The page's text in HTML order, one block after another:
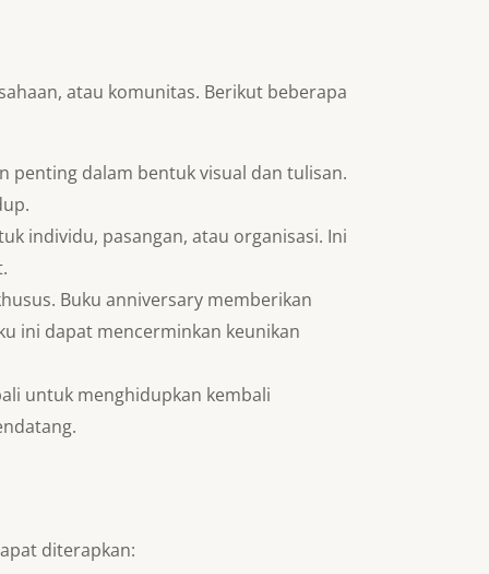
atau komunitas. Berikut beberapa
penting dalam bentuk visual dan tulisan.
individu, pasangan, atau organisasi. Ini
Buku anniversary memberikan
ini dapat mencerminkan keunikan
untuk menghidupkan kembali
diterapkan: